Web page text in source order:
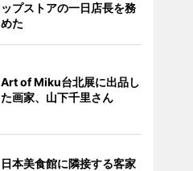
ップストアの一日店長を務
めた
Art of Miku台北展に出品し
た画家、山下千里さん
日本美食館に隣接する客家